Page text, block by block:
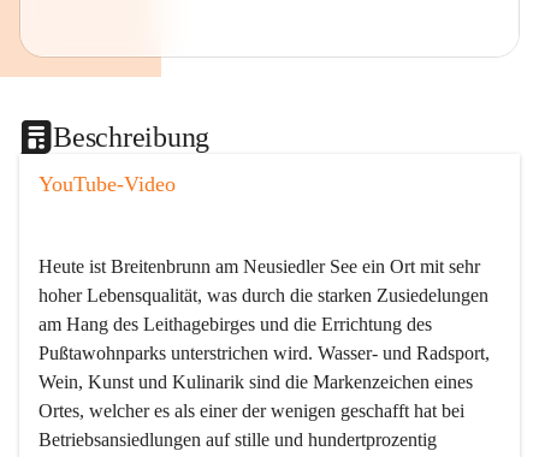
Beschreibung
YouTube-Video
Heute ist Breitenbrunn am Neusiedler See ein Ort mit sehr
hoher Lebensqualität, was durch die starken Zusiedelungen
am Hang des Leithagebirges und die Errichtung des
Pußtawohnparks unterstrichen wird. Wasser- und Radsport,
Wein, Kunst und Kulinarik sind die Markenzeichen eines
Ortes, welcher es als einer der wenigen geschafft hat bei
Betriebsansiedlungen auf stille und hundertprozentig